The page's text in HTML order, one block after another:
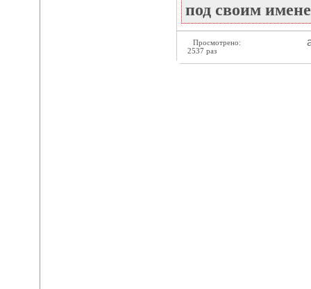
под своим
Просмотрено:
2537 раз